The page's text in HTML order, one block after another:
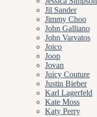
Jil Sander
Jimmy Choo
John Galliano
John Varvatos
Joico
Joop
Jovan
Juicy Couture
Justin Bieber
Karl Lagerfeld
Kate Moss
Katy Perry